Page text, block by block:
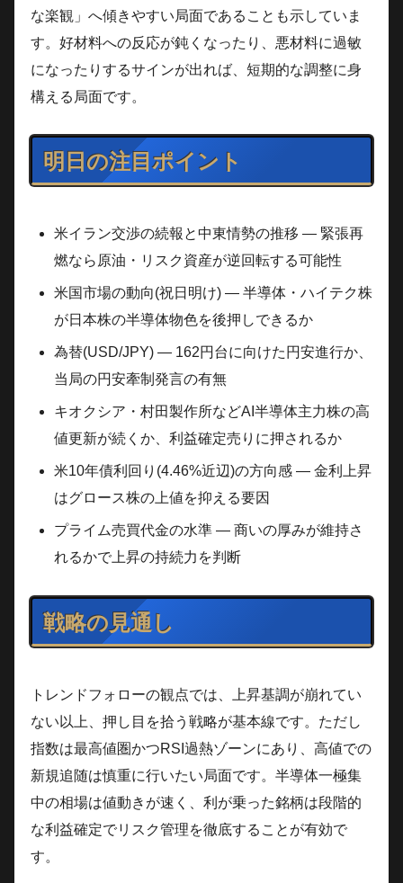
な楽観」へ傾きやすい局面であることも示していま
す。好材料への反応が鈍くなったり、悪材料に過敏
になったりするサインが出れば、短期的な調整に身
構える局面です。
明日の注目ポイント
米イラン交渉の続報と中東情勢の推移 — 緊張再
燃なら原油・リスク資産が逆回転する可能性
米国市場の動向(祝日明け) — 半導体・ハイテク株
が日本株の半導体物色を後押しできるか
為替(USD/JPY) — 162円台に向けた円安進行か、
当局の円安牽制発言の有無
キオクシア・村田製作所などAI半導体主力株の高
値更新が続くか、利益確定売りに押されるか
米10年債利回り(4.46%近辺)の方向感 — 金利上昇
はグロース株の上値を抑える要因
プライム売買代金の水準 — 商いの厚みが維持さ
れるかで上昇の持続力を判断
戦略の見通し
トレンドフォローの観点では、上昇基調が崩れてい
ない以上、押し目を拾う戦略が基本線です。ただし
指数は最高値圏かつRSI過熱ゾーンにあり、高値での
新規追随は慎重に行いたい局面です。半導体一極集
中の相場は値動きが速く、利が乗った銘柄は段階的
な利益確定でリスク管理を徹底することが有効で
す。